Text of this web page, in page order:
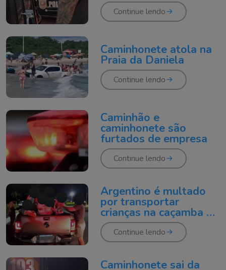
Continue lendo
Caminhonete atola na
Praia da Daniela
Continue lendo
Caminhão e
caminhonete são
furtados de empresa
Continue lendo
Argentino é multado
por transportar
crianças na caçamba de
caminhonete
Continue lendo
Caminhonete sai da